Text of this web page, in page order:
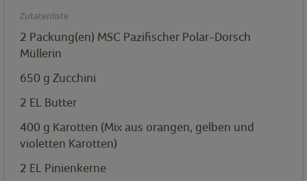
Zutatenliste
2 Packung(en) MSC Pazifischer Polar-Dorsch
Müllerin
650 g Zucchini
2 EL Butter
400 g Karotten (Mix aus orangen, gelben und
violetten Karotten)
2 EL Pinienkerne